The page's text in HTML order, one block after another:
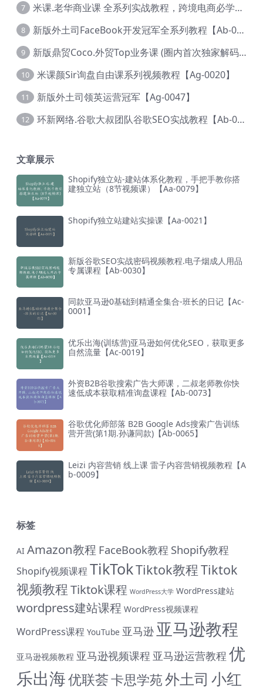
7 米课.老华商业课 全系列实战教程，跨境电商必学，价值16900元【Ag-0053】
8 新版外土司FaceBook开发冠军全系列教程【Ab-0021】
9 新版鼎贸Coco.外贸Top业务课 (圈内首次独家解码|460节课)【Ag-0091】
10 米课颜Sir询盘自由课系列视频教程【Ag-0020】
11 新版外土司领英运营冠军【Ag-0047】
12 环新网络.谷歌大叔团队谷歌SEO实战教程【Ab-0024】
文章展示
Shopify独立站-建站体系化教程，手把手教你搭
建独立站（8节视频课）【Aa-0079】
Shopify独立站建站实操课【Aa-0021】
新版谷歌SEO实战密码视频教程.电子烟成人用品
专属课程【Ab-0030】
同款亚马逊0基础到精通全集合-班长的日记【Ac-
0001】
优乐出海(训练营)亚马逊如何优化SEO，获取更多
自然流量【Ac-0019】
外资B2B谷歌搜索广告大师课，二叔老师教你快
速低成本获取精准询盘课程【Ab-0073】
谷歌优化师部落 B2B Google Ads搜索广告训练
营开营(第1期.孙谦同款)【Ab-0065】
Leizi 内容营销 线上课 雷子内容营销视频教程【A
b-0009】
标签
AI Amazon教程 FaceBook教程 Shopify教程
Shopify视频课程 TikTokTiktok教程Tiktok
视频教程Tiktok课程 WordPress大学 WordPress建站
wordpress建站课程 WordPress视频课程
WordPress课程 YouTube 亚马逊 亚马逊教程
亚马逊视频教程 亚马逊视频课程 亚马逊运营教程 优
乐出海优联荟卡思学苑外土司 小红